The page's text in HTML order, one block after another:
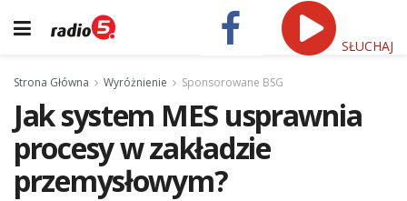
SŁUCHAJ
Strona Główna Wyróżnienie Sponsorowane BSG
Jak system MES usprawnia
procesy w zakładzie
przemysłowym?